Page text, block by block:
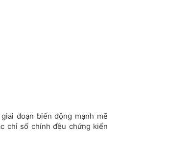
đoạn biến động mạnh mẽ
chỉ số chính đều chứng kiến